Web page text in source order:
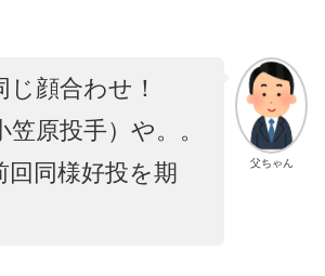
父ちゃん
じ顔合わせ！
笠原投手）や。。
回同様好投を期